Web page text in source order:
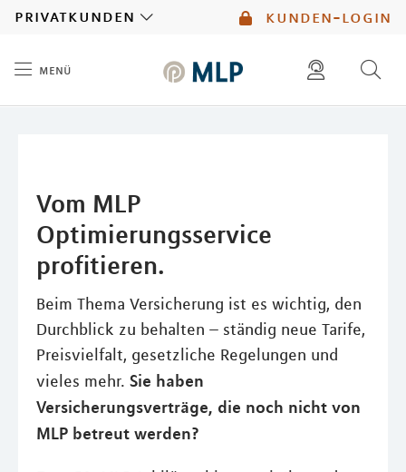
kunden-login
privatkunden
menü
Vom MLP
Optimierungsservice
profitieren.
Beim Thema Versicherung ist es wichtig, den
Durchblick zu behalten – ständig neue Tarife,
Preisvielfalt, gesetzliche Regelungen und
vieles mehr. Sie haben
Versicherungsverträge, die noch nicht von
MLP betreut werden?